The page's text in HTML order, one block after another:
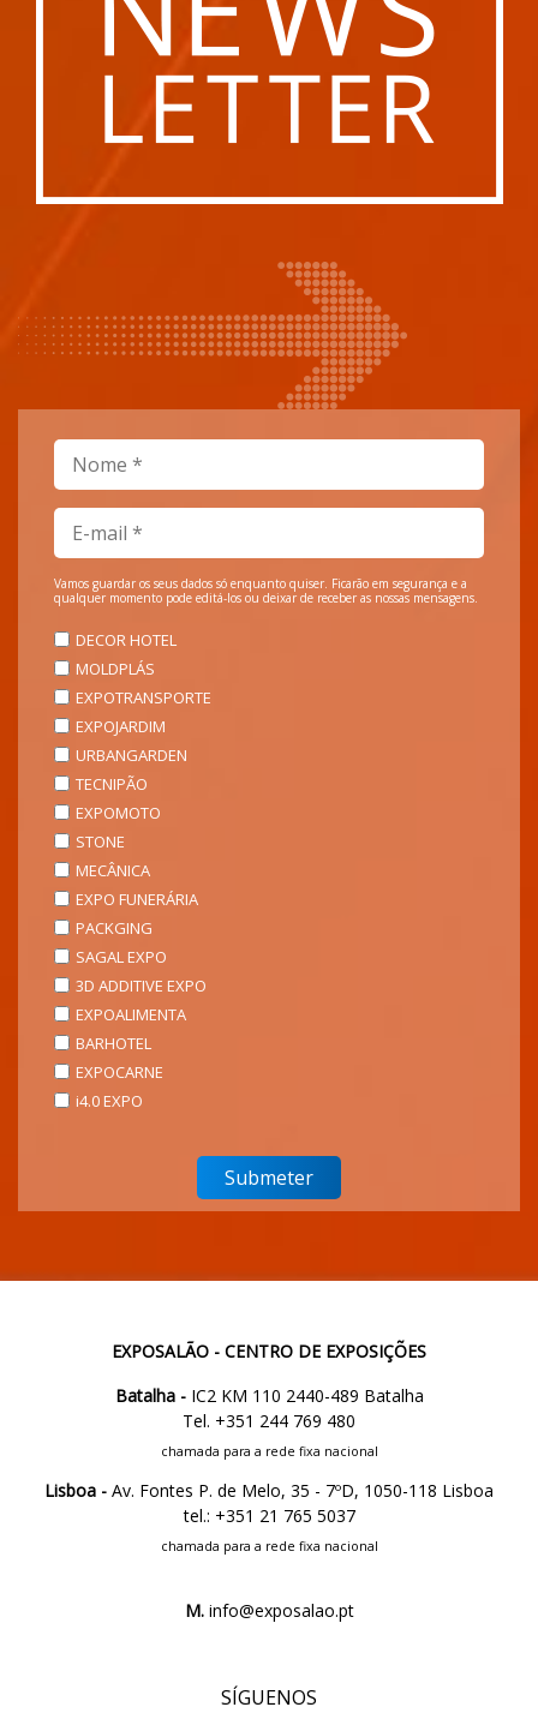
Vamos guardar os seus dados só enquanto quiser. Ficarão em segurança e a
qualquer momento pode editá-los ou deixar de receber as nossas mensagens.
DECOR HOTEL
MOLDPLÁS
EXPOTRANSPORTE
EXPOJARDIM
URBANGARDEN
TECNIPÃO
EXPOMOTO
STONE
MECÂNICA
EXPO FUNERÁRIA
PACKGING
SAGAL EXPO
3D ADDITIVE EXPO
EXPOALIMENTA
BARHOTEL
EXPOCARNE
i4.0 EXPO
EXPOSALÃO - CENTRO DE EXPOSIÇÕES
Batalha -IC2 KM 110 2440-489 Batalha
Tel. +351 244 769 480
chamada para a rede fixa nacional
Lisboa - Av. Fontes P. de Melo, 35 - 7ºD, 1050-118 Lisboa
tel.: +351 21 765 5037
chamada para a rede fixa nacional
M.info@exposalao.pt
SÍGUENOS